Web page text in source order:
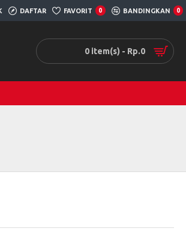
DAFTAR FAVORIT 0 BANDINGKAN 0
0 item(s) - Rp.0